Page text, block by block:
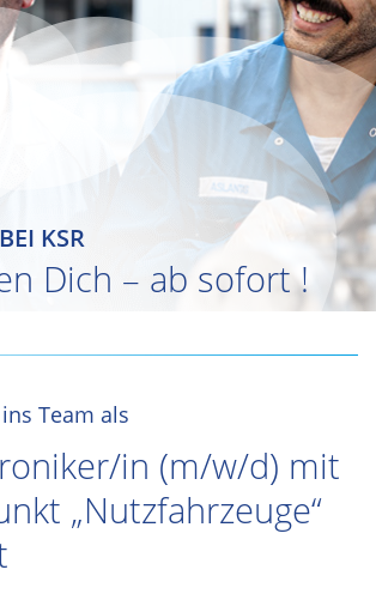
KSR
Dich – ab sofort !
Team als
in (m/w/d) mit
„Nutzfahrzeuge“